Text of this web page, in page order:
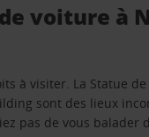
voiture à
à visiter. La Statue
sont des lieux
pas de vous balader